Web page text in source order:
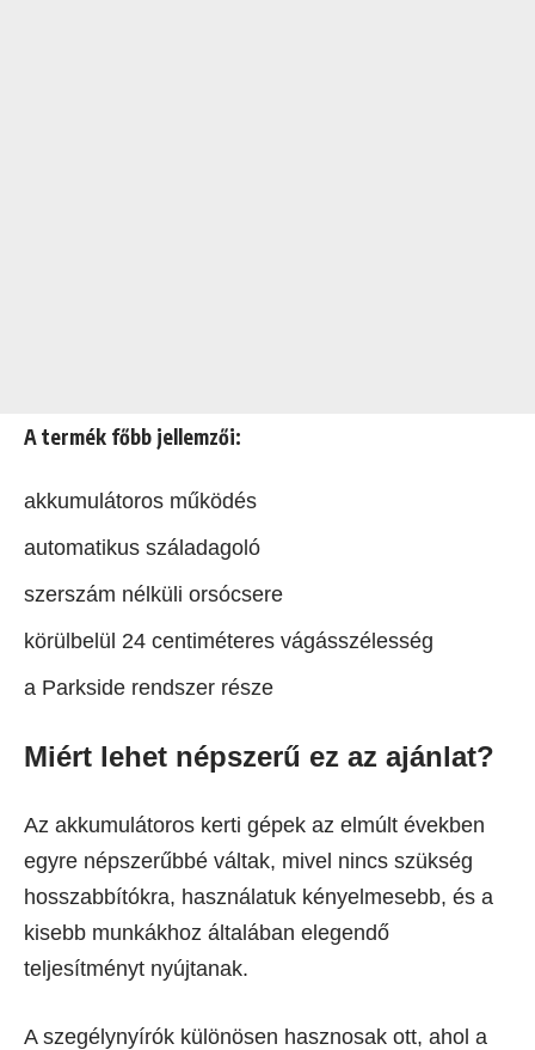
A termék főbb jellemzői:
akkumulátoros működés
automatikus száladagoló
szerszám nélküli orsócsere
körülbelül 24 centiméteres vágásszélesség
a Parkside rendszer része
Miért lehet népszerű ez az ajánlat?
Az akkumulátoros kerti gépek az elmúlt években
egyre népszerűbbé váltak, mivel nincs szükség
hosszabbítókra, használatuk kényelmesebb, és a
kisebb munkákhoz általában elegendő
teljesítményt nyújtanak.
A szegélynyírók különösen hasznosak ott, ahol a